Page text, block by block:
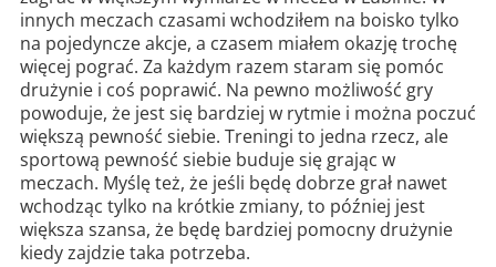
innych meczach czasami wchodziłem na boisko tylko
na pojedyncze akcje, a czasem miałem okazję trochę
więcej pograć. Za każdym razem staram się pomóc
drużynie i coś poprawić. Na pewno możliwość gry
powoduje, że jest się bardziej w rytmie i można poczuć
większą pewność siebie. Treningi to jedna rzecz, ale
sportową pewność siebie buduje się grając w
meczach. Myślę też, że jeśli będę dobrze grał nawet
wchodząc tylko na krótkie zmiany, to później jest
większa szansa, że będę bardziej pomocny drużynie
kiedy zajdzie taka potrzeba.